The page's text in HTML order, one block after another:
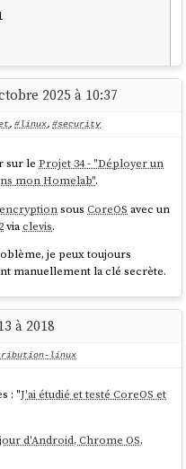
passphrase keyboard input)
est la méthode pour
2025 à 10:37
, #linux, #security
sur leProjet 34 - "Déployer un
mon Homelab".
sousCoreOS avec un
viaclevis.
je peux toujours
manuellement la clé secrète.
à 2018
linux
: "J'ai étudié et testé CoreOS et
d'Android, Chrome OS,